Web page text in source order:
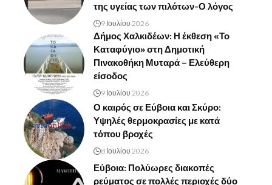
της υγείας των πιλότων-Ο λόγος
9 Ιουλίου 2026
Δήμος Χαλκιδέων: Η έκθεση «Το
Καταφύγιο» στη Δημοτική
Πινακοθήκη Μυταρά – Ελεύθερη
είσοδος
9 Ιουλίου 2026
Ο καιρός σε Εύβοια και Σκύρο:
Υψηλές θερμοκρασίες με κατά
τόπου βροχές
8 Ιουλίου 2026
Εύβοια: Πολύωρες διακοπές
ρεύματος σε πολλές περιοχές δύο